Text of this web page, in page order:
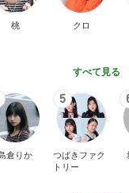
桃 クロ
すべて見る
倉りか
5
つばきファク
トリー